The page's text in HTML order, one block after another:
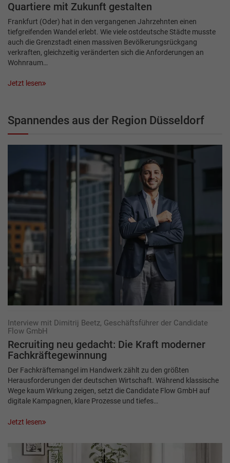
Quartiere mit Zukunft ­gestalten
Frankfurt (Oder) hat in den vergangenen Jahrzehnten einen
tiefgreifenden Wandel erlebt. Wie viele ostdeutsche Städte musste
auch die Grenzstadt einen massiven Bevölkerungsrückgang
verkraften, gleichzeitig veränderten sich die Anforderungen an
Wohnraum…
Jetzt lesen
Spannendes aus der Region Düsseldorf
Interview mit Dimitrij Beetz, Geschäftsführer der Candidate
Flow GmbH
Recruiting neu gedacht: Die Kraft moderner
Fachkräftegewinnung
Der Fachkräftemangel im Handwerk zählt zu den größten
Herausforderungen der deutschen Wirtschaft. Während klassische
Wege kaum Wirkung zeigen, setzt die Candidate Flow GmbH auf
digitale Kampagnen, klare Prozesse und tiefes…
Jetzt lesen